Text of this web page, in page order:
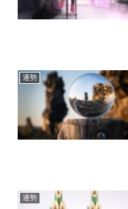
運勢
運勢